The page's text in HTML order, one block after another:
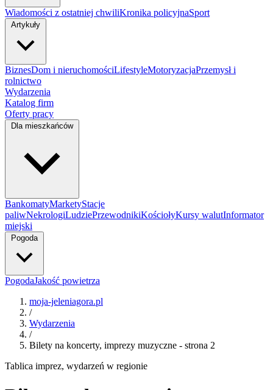
Wiadomości z ostatniej chwiliKronika policyjnaSport
Artykuły
BiznesDom i nieruchomościLifestyleMotoryzacjaPrzemysł i
rolnictwo
Wydarzenia
Katalog firm
Oferty pracy
Dla mieszkańców
BankomatyMarketyStacje
paliwNekrologiLudziePrzewodnikiKościołyKursy walutInformator
miejski
Pogoda
PogodaJakość powietrza
moja-jeleniagora.pl
/
Wydarzenia
/
Bilety na koncerty, imprezy muzyczne - strona 2
Tablica imprez, wydarzeń w regionie